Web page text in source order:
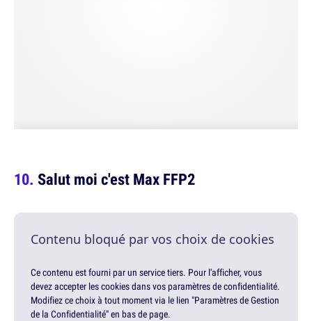
Salut moi c'est Max FFP2
Contenu bloqué par vos choix de cookies
Ce contenu est fourni par un service tiers. Pour l'afficher, vous
devez accepter les cookies dans vos paramètres de confidentialité.
Modifiez ce choix à tout moment via le lien "Paramètres de Gestion
de la Confidentialité" en bas de page.